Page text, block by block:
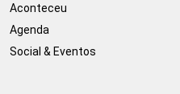
Aconteceu
Agenda
Social & Eventos